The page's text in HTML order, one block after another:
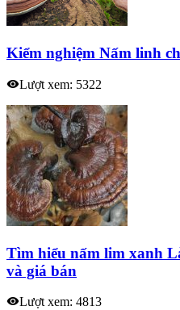
Kiểm nghiệm Nấm linh
Lượt xem: 5322
Tìm hiểu nấm lim xanh
và giá bán
Lượt xem: 4813